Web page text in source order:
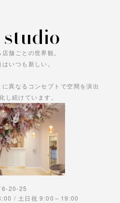
舗ごとの世界観。
いつも新しい。
異なるコンセプトで空間を演出
し続けています。
をお楽しみください。
6-20-25
/ 土日祝 9:00～19:00